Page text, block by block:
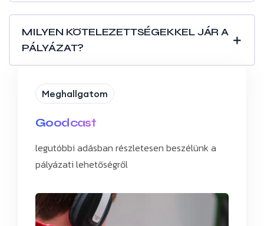
MILYEN KÖTELEZETTSÉGEKKEL JÁR A
PÁLYÁZAT?
Meghallgatom
Goodcast
legutóbbi adásban részletesen beszélünk a
pályázati lehetőségről